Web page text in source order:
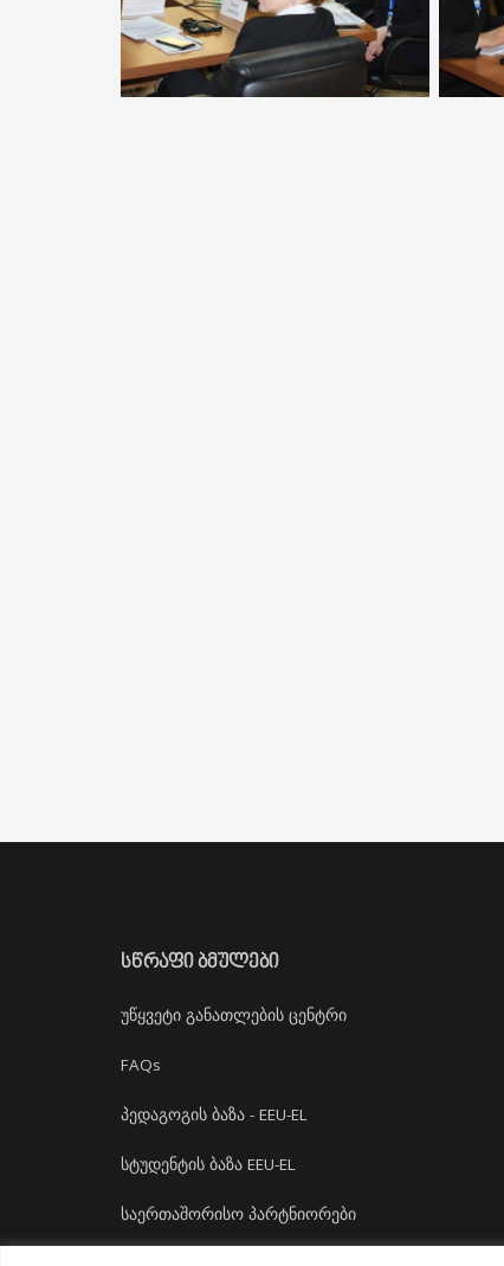
ᲡᲬᲠᲐᲤᲘ ᲑᲛᲣᲚᲔᲑᲘ
უწყვეტი განათლების ცენტრი
FAQs
პედაგოგის ბაზა - EEU-EL
სტუდენტის ბაზა EEU-EL
საერთაშორისო პარტნიორები